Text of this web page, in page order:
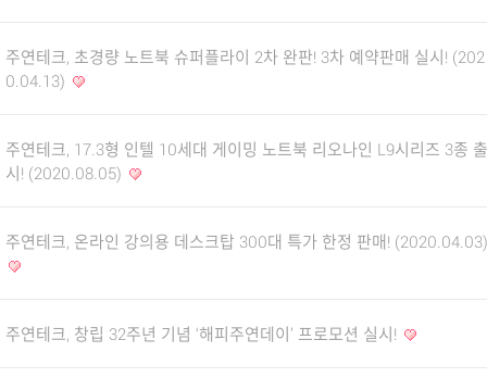
주연테크, 초경량 노트북 슈퍼플라이 2차 완판! 3차 예약판매 실시! (202
0.04.13)
주연테크, 17.3형 인텔 10세대 게이밍 노트북 리오나인 L9시리즈 3종 출
시! (2020.08.05)
주연테크, 온라인 강의용 데스크탑 300대 특가 한정 판매! (2020.04.03)
주연테크, 창립 32주년 기념 ‘해피주연데이’ 프로모션 실시!